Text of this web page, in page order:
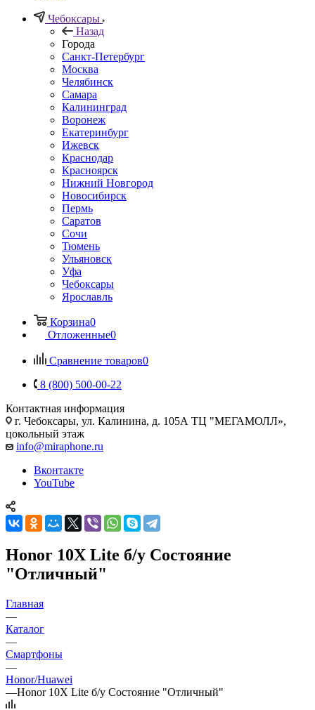
Чебоксары
Назад
Города
Санкт-Петербург
Москва
Челябинск
Самара
Калининград
Воронеж
Екатеринбург
Ижевск
Краснодар
Красноярск
Нижний Новгород
Новосибирск
Пермь
Саратов
Сочи
Тюмень
Ульяновск
Уфа
Чебоксары
Ярославль
Корзина0
Отложенные0
Сравнение товаров0
8 (800) 500-00-22
Контактная информация
г. Чебоксары, ул. Калинина, д. 105А ТЦ "МЕГАМОЛЛ»,
цокольный этаж
info@miraphone.ru
Вконтакте
YouTube
Honor 10X Lite б/у Состояние
"Отличный"
Главная
—
Каталог
—
Смартфоны
—
Honor/Huawei
—Honor 10X Lite б/у Состояние "Отличный"